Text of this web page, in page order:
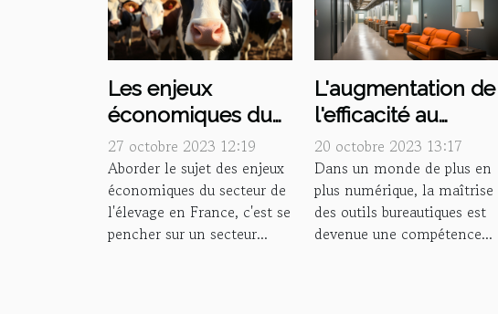
Les enjeux
économiques du
secteur de
l'élevage en
France
27 octobre 2023 12:19
Aborder le sujet des enjeux
économiques du secteur de
l'élevage en France, c'est se
pencher sur un secteur...
L'augmentation de
l'efficacité au
travail grâce à la
formation en
bureautique à
distance
20 octobre 2023 13:17
Dans un monde de plus en
plus numérique, la maîtrise
des outils bureautiques est
devenue une compétence...